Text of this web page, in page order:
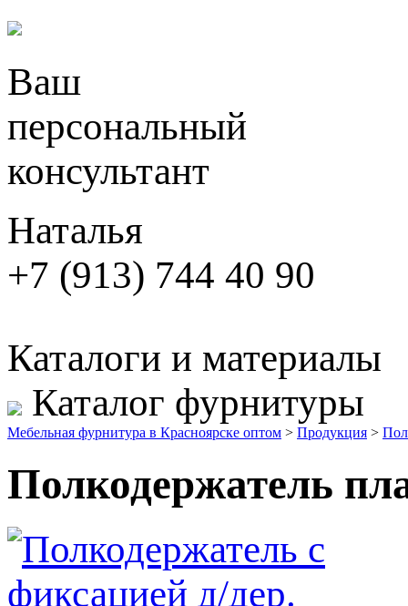
Ваш
персональный
консультант
Наталья
+7 (913) 744 40 90
Каталоги и материалы
Каталог фурнитуры
Мебельная фурнитура в Красноярске оптом > Продукция >
Полкодержатель